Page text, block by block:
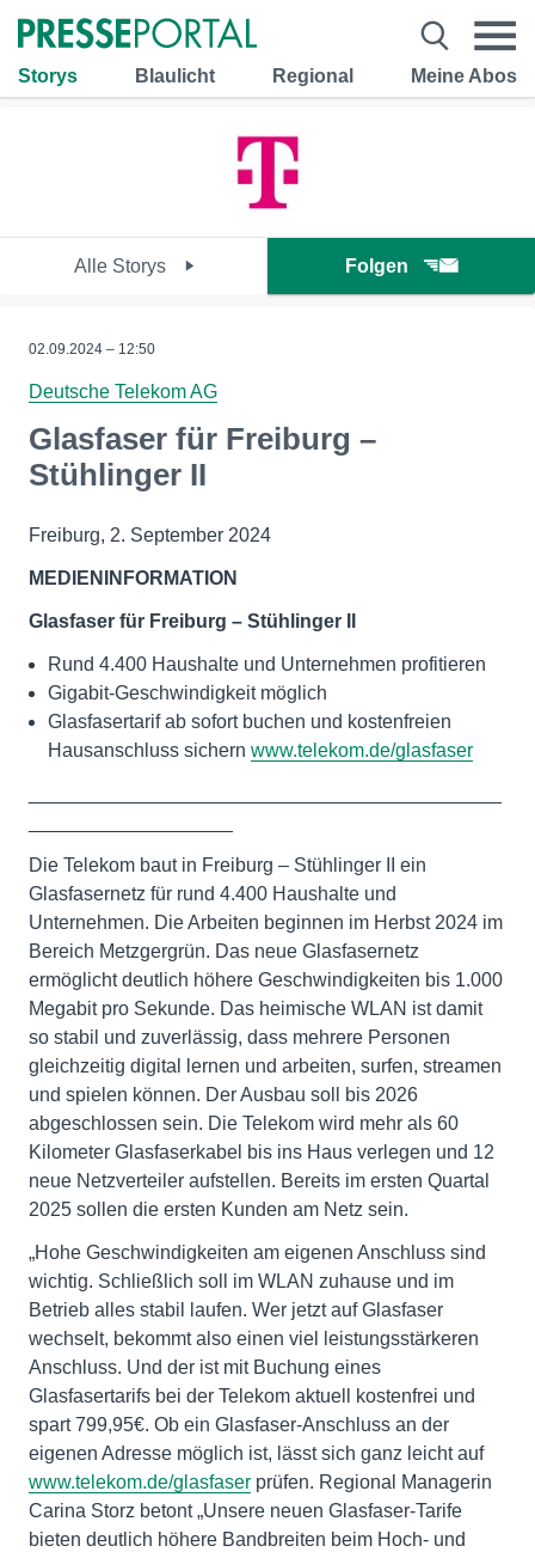
Storys Blaulicht Regional Meine Abos
Alle Storys Folgen
02.09.2024 – 12:50
Deutsche Telekom AG
Glasfaser für Freiburg –
Stühlinger II
Freiburg, 2. September 2024
MEDIENINFORMATION
Glasfaser für Freiburg – Stühlinger II
Rund 4.400 Haushalte und Unternehmen profitieren
Gigabit-Geschwindigkeit möglich
Glasfasertarif ab sofort buchen und kostenfreien
Hausanschluss sichern www.telekom.de/glasfaser
Die Telekom baut in Freiburg – Stühlinger II ein
Glasfasernetz für rund 4.400 Haushalte und
Unternehmen. Die Arbeiten beginnen im Herbst 2024 im
Bereich Metzgergrün. Das neue Glasfasernetz
ermöglicht deutlich höhere Geschwindigkeiten bis 1.000
Megabit pro Sekunde. Das heimische WLAN ist damit
so stabil und zuverlässig, dass mehrere Personen
gleichzeitig digital lernen und arbeiten, surfen, streamen
und spielen können. Der Ausbau soll bis 2026
abgeschlossen sein. Die Telekom wird mehr als 60
Kilometer Glasfaserkabel bis ins Haus verlegen und 12
neue Netzverteiler aufstellen. Bereits im ersten Quartal
2025 sollen die ersten Kunden am Netz sein.
„Hohe Geschwindigkeiten am eigenen Anschluss sind
wichtig. Schließlich soll im WLAN zuhause und im
Betrieb alles stabil laufen. Wer jetzt auf Glasfaser
wechselt, bekommt also einen viel leistungsstärkeren
Anschluss. Und der ist mit Buchung eines
Glasfasertarifs bei der Telekom aktuell kostenfrei und
spart 799,95€. Ob ein Glasfaser-Anschluss an der
eigenen Adresse möglich ist, lässt sich ganz leicht auf
www.telekom.de/glasfaser prüfen. Regional Managerin
Carina Storz betont „Unsere neuen Glasfaser-Tarife
bieten deutlich höhere Bandbreiten beim Hoch- und